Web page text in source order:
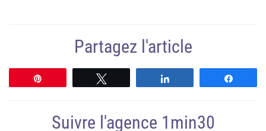
Partagez l'article
Suivre l'agence 1min30